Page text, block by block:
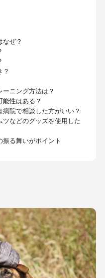
なぜ？
？
ニング方法は？
性はある？
院で相談した方がいい？
などのグッズを使用した
る舞いがポイント